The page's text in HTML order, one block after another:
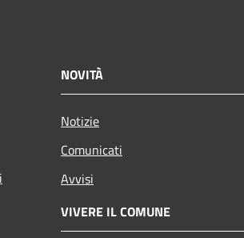
NOVITÀ
Notizie
Comunicati
Avvisi
VIVERE IL COMUNE